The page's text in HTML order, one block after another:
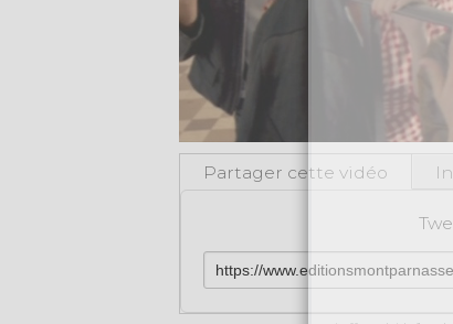
Partager cette vidéo